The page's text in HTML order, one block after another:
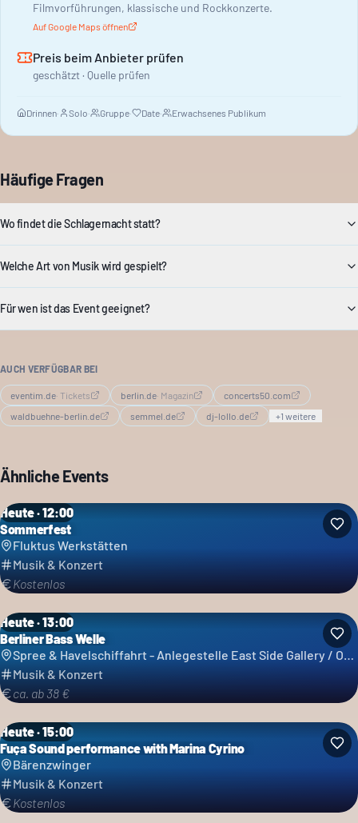
Filmvorführungen, klassische und Rockkonzerte.
Auf Google Maps öffnen
Preis beim Anbieter prüfen
geschätzt · Quelle prüfen
Drinnen· Solo· Gruppe· Date· Erwachsenes Publikum
Häufige Fragen
Wo findet die Schlagernacht statt?
Welche Art von Musik wird gespielt?
Für wen ist das Event geeignet?
AUCH VERFÜGBAR BEI
eventim.de· Tickets berlin.de· Magazin
concerts50.com
waldbuehne-berlin.de
semmel.de dj-lollo.de +1 weitere
Ähnliche Events
Heute · 12:00
Sommerfest
Fluktus Werkstätten
Musik & Konzert
Kostenlos
Heute · 13:00
Berliner Bass Welle
Spree & Havelschiffahrt - Anlegestelle East Side Gallery / Ostbahnhof - Reederei Grimm & Lindecke GbR
Musik & Konzert
ca. ab 38 €
Heute · 15:00
Fuça Sound performance with Marina Cyrino
Bärenzwinger
Musik & Konzert
Kostenlos